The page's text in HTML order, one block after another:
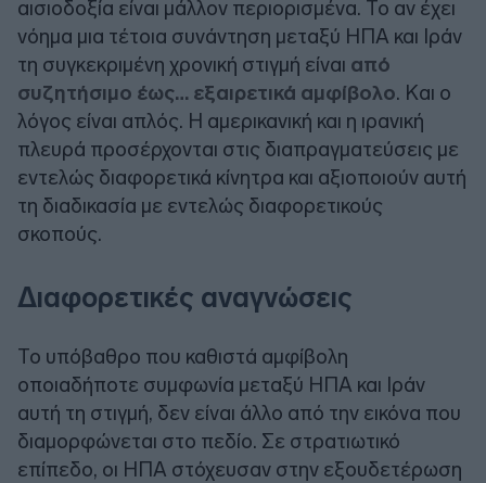
αισιοδοξία είναι μάλλον περιορισμένα. Το αν έχει
νόημα μια τέτοια συνάντηση μεταξύ ΗΠΑ και Ιράν
τη συγκεκριμένη χρονική στιγμή είναι από
συζητήσιμο έως… εξαιρετικά αμφίβολο. Και ο
λόγος είναι απλός. Η αμερικανική και η ιρανική
πλευρά προσέρχονται στις διαπραγματεύσεις με
εντελώς διαφορετικά κίνητρα και αξιοποιούν αυτή
τη διαδικασία με εντελώς διαφορετικούς
σκοπούς.
Διαφορετικές αναγνώσεις
Το υπόβαθρο που καθιστά αμφίβολη
οποιαδήποτε συμφωνία μεταξύ ΗΠΑ και Ιράν
αυτή τη στιγμή, δεν είναι άλλο από την εικόνα που
διαμορφώνεται στο πεδίο. Σε στρατιωτικό
επίπεδο, οι ΗΠΑ στόχευσαν στην εξουδετέρωση